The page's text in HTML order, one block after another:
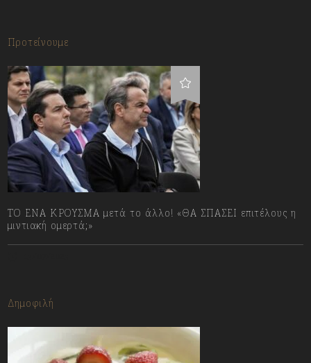
Προτείνουμε
ΤΟ ΕΝΑ ΚΡΟΥΣΜΑ μετά το άλλο! «ΘΑ ΣΠΑΣΕΙ επιτέλους η
μιντιακή ομερτά;»
Δημοφιλή